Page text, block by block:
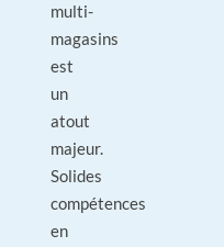
multi-
magasins
est
un
atout
majeur.
Solides
compétences
en